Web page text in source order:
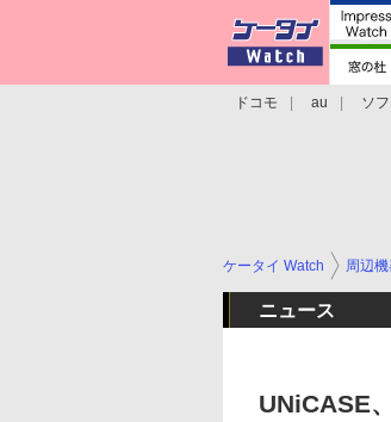
ドコモ au ソ
ケータイ Watch 周辺
ニュース
UNiCASE